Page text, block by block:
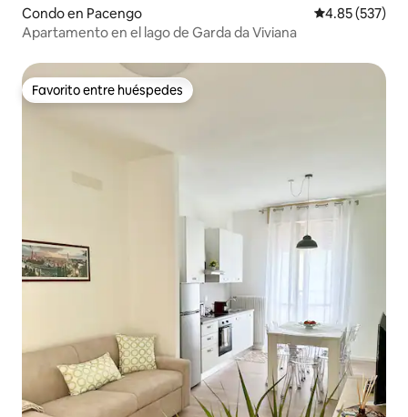
Condo en Pacengo Calificación
4.85 (537)
Apartamento en el lago de Garda da Viviana
Favorito entre huéspedes
Favorito entre huéspedes